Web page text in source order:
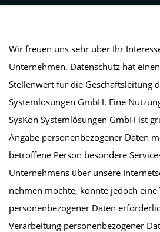
Wir freuen uns sehr über Ihr
Unternehmen. Datenschutz hat
Stellenwert für die Geschäftsleitung
Systemlösungen GmbH. Eine
SysKon Systemlösungen GmbH ist
Angabe personenbezogener Daten
betroffene Person besondere
Unternehmens über unsere
nehmen möchte, könnte jedoch eine
personenbezogener Daten
Verarbeitung personenbezogener